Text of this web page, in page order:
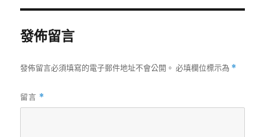
發佈留言
發佈留言必須填寫的電子郵件地址不會公開。 必填欄位標示為 *
留言 *